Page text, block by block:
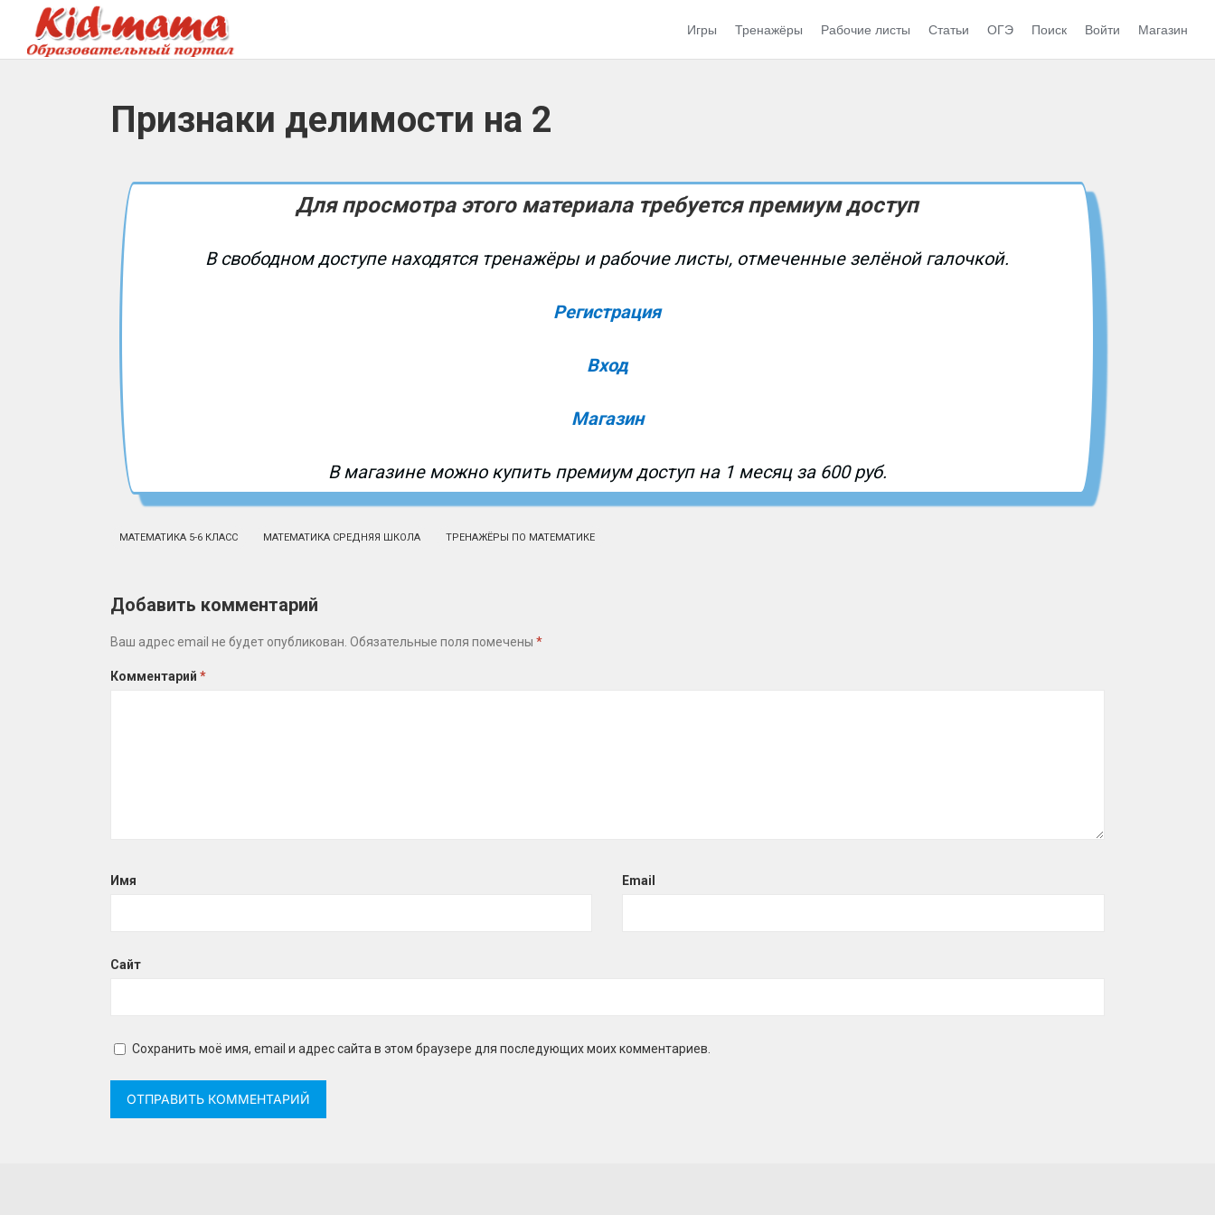
Игры Тренажёры Рабочие листы Статьи ОГЭ Поиск Войти Магазин
Признаки делимости на 2
Для просмотра этого материала требуется премиум доступ
В свободном доступе находятся тренажёры и рабочие листы, отмеченные зелёной галочкой.
Регистрация
Вход
Магазин
В магазине можно купить премиум доступ на 1 месяц за 600 руб.
МАТЕМАТИКА 5-6 КЛАСС МАТЕМАТИКА СРЕДНЯЯ ШКОЛА ТРЕНАЖЁРЫ ПО МАТЕМАТИКЕ
Добавить комментарий
Ваш адрес email не будет опубликован. Обязательные поля помечены *
Комментарий *
Имя Email
Сайт
Сохранить моё имя, email и адрес сайта в этом браузере для последующих моих комментариев.